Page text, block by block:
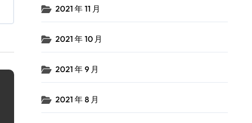
2021 年 11 月
2021 年 10 月
2021 年 9 月
2021 年 8 月